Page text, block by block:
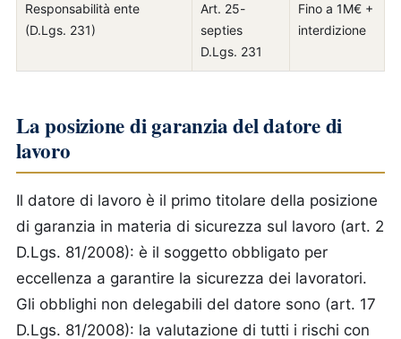
Responsabilità ente
(D.Lgs. 231)
Art. 25-
septies
D.Lgs. 231
Fino a 1M€ +
interdizione
La posizione di garanzia del datore di
lavoro
Il datore di lavoro è il primo titolare della posizione
di garanzia in materia di sicurezza sul lavoro (art. 2
D.Lgs. 81/2008): è il soggetto obbligato per
eccellenza a garantire la sicurezza dei lavoratori.
Gli obblighi non delegabili del datore sono (art. 17
D.Lgs. 81/2008): la valutazione di tutti i rischi con